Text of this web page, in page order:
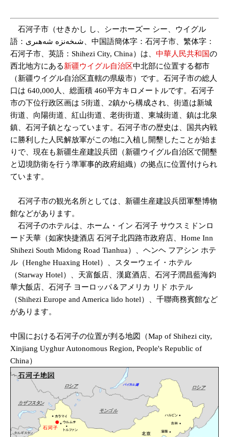
石河子市（せきかし し、シーホーズー シー、ウイグル
語：شىخەنزە شەھىرى、中国語簡体字：石河子市、繁体字：
石河子市、英語：Shihezi City, China）は、 中華人民共和国の
西北地方にある新疆ウイグル自治区中北部に位置する都市
（新疆ウイグル自治区直轄の県級市）です。石河子市の総人
口は 640,000人、総面積 460平方キロメートルです。石河子
市の下位行政区画は 5街道、2鎮から構成され、街道は新城
街道、向陽街道、紅山街道、老街街道、東城街道、鎮は北泉
鎮、石河子鎮となっています。石河子市の歴史は、国共内戦
に勝利した人民解放軍がこの地に入植し開墾したことが始ま
りで、現在も新疆生産建設兵団（新疆ウイグル自治区で開墾
と辺境防衛を行う準軍事的政府組織）の拠点に位置付けられ
ています。
石河子市の観光名所としては、新疆生産建設兵団軍墾博物
館などがあります。
石河子のホテルは、ホーム・イン 石河子 サウスミドンロ
ード天華（如家快捷酒店 石河子北四路市政府店、Home Inn
Shihezi South Midong Road Tianhua）、ヘンヘ フアシン ホテ
ル（Henghe Huaxing Hotel）、スターウェイ・ホテル
（Starway Hotel）、天富飯店、漢庭酒店、石河子潤昌藍海鈞
華大飯店、石河子 ヨーロッパ＆アメリカ リド ホテル
（Shihezi Europe and America lido hotel）、千聯商務賓館など
があります。
中国における石河子の位置が判る地図（Map of Shihezi city,
Xinjiang Uyghur Autonomous Region, People's Republic of
China）